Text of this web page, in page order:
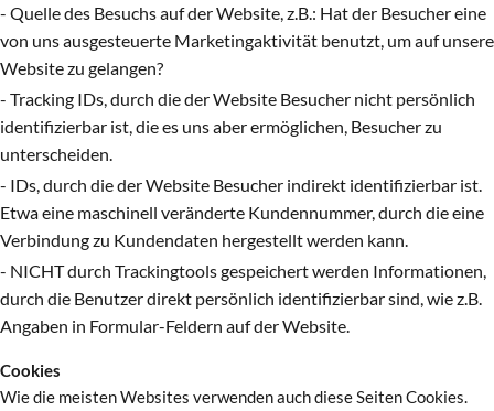
- Quelle des Besuchs auf der Website, z.B.: Hat der Besucher eine
von uns ausgesteuerte Marketingaktivität benutzt, um auf unsere
Website zu gelangen?
- Tracking IDs, durch die der Website Besucher nicht persönlich
identifizierbar ist, die es uns aber ermöglichen, Besucher zu
unterscheiden.
- IDs, durch die der Website Besucher indirekt identifizierbar ist.
Etwa eine maschinell veränderte Kundennummer, durch die eine
Verbindung zu Kundendaten hergestellt werden kann.
- NICHT durch Trackingtools gespeichert werden Informationen,
durch die Benutzer direkt persönlich identifizierbar sind, wie z.B.
Angaben in Formular-Feldern auf der Website.
Cookies
Wie die meisten Websites verwenden auch diese Seiten Cookies.